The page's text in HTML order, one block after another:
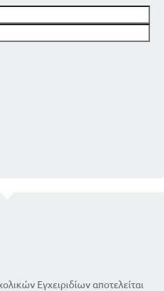
Εγχειριδίων αποτελείται